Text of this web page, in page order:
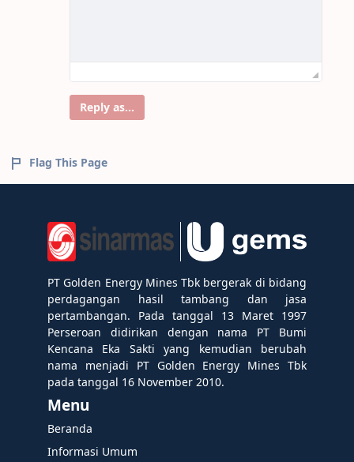
Reply as...
Flag This Page
PT Golden Energy Mines Tbk bergerak di bidang
perdagangan hasil tambang dan jasa
pertambangan. Pada tanggal 13 Maret 1997
Perseroan didirikan dengan nama PT Bumi
Kencana Eka Sakti yang kemudian berubah
nama menjadi PT Golden Energy Mines Tbk
pada tanggal 16 November 2010.
Menu
Beranda
Informasi Umum